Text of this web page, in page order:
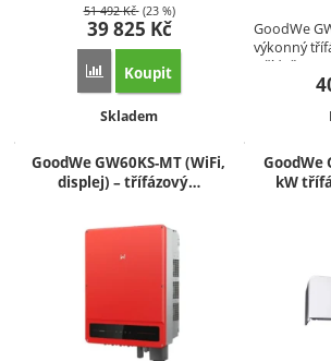
51 492Kč (23 %)
39 825 Kč
Přidat 'GoodWe GW10K‑ET‑20
Koupit
Dostupnost:
Skladem
GoodWe
výkonný
střídač…
GoodWe GW60KS-MT (WiFi,
displej) – třífázový…
GoodWe
kW